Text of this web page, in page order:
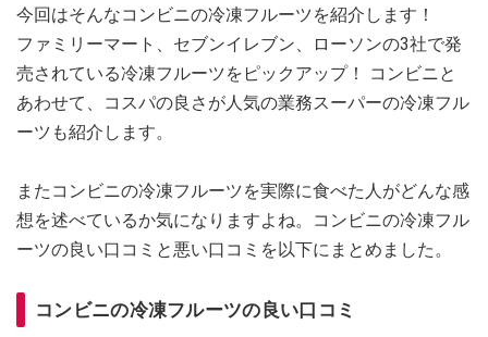
今回はそんなコンビニの冷凍フルーツを紹介します！
ファミリーマート、セブンイレブン、ローソンの3社で発
売されている冷凍フルーツをピックアップ！ コンビニと
あわせて、コスパの良さが人気の業務スーパーの冷凍フル
ーツも紹介します。
またコンビニの冷凍フルーツを実際に食べた人がどんな感
想を述べているか気になりますよね。コンビニの冷凍フル
ーツの良い口コミと悪い口コミを以下にまとめました。
コンビニの冷凍フルーツの良い口コミ